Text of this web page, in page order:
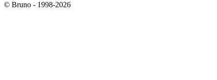
© Bruno - 1998-2026